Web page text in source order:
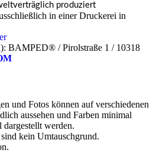
produziert
in einer Druckerei in
BAMPED® / Pirolstraße 1 / 10318
und Fotos können auf verschiedenen
aussehen und Farben minimal
werden.
kein Umtauschgrund.